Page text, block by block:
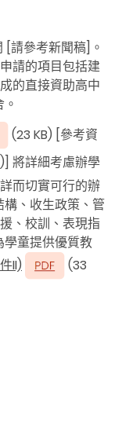
[請參考新聞稿]。
請的項目包括建
的直接資助高中
(23 KB) [參考資
將詳細考慮辦學
而切實可行的辦
、收生政策、管
、校訓、表現指
童提供優質教
II)
(33